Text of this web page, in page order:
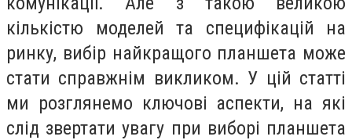
кількістю моделей та специфікацій на
ринку, вибір найкращого планшета може
стати справжнім викликом. У цій статті
ми розглянемо ключові аспекти, на які
слід звертати увагу при виборі планшета